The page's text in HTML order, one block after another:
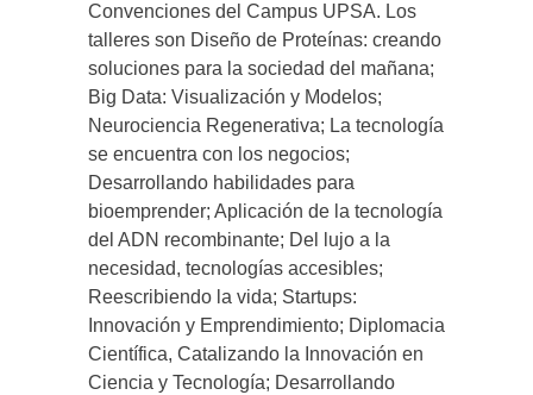
Convenciones del Campus UPSA. Los
talleres son Diseño de Proteínas: creando
soluciones para la sociedad del mañana;
Big Data: Visualización y Modelos;
Neurociencia Regenerativa; La tecnología
se encuentra con los negocios;
Desarrollando habilidades para
bioemprender; Aplicación de la tecnología
del ADN recombinante; Del lujo a la
necesidad, tecnologías accesibles;
Reescribiendo la vida; Startups:
Innovación y Emprendimiento; Diplomacia
Científica, Catalizando la Innovación en
Ciencia y Tecnología; Desarrollando